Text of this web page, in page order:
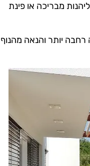
מבריכה או פינת
רחבה יותר והנאה מהנוף